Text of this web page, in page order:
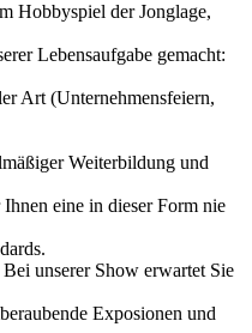
Hobbyspiel der Jonglage,
Lebensaufgabe gemacht:
Art (Unternehmensfeiern,
Weiterbildung und
eine in dieser Form nie
unserer Show erwartet Sie
Exposionen und